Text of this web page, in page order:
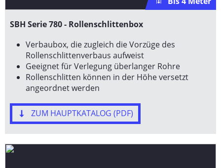
SBH Serie 780 - Rollenschlittenbox
Verbaubox, die zugleich die Vorzüge des
Rollenschlittenverbaus aufweist
Geeignet für Verlegung überlanger Rohre
Rollenschlitten können in der Höhe versetzt
angeordnet werden
ZUM HAUPTKATALOG (PDF)